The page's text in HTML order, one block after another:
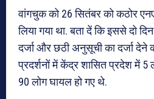
वांगचुक को 26 सितंबर को कठोर
लिया गया था. बता दें कि इससे दो
दर्जा और छठी अनुसूची का दर्जा देने
प्रदर्शनों में केंद्र शासित प्रदेश में 5
90 लोग घायल हो गए थे.